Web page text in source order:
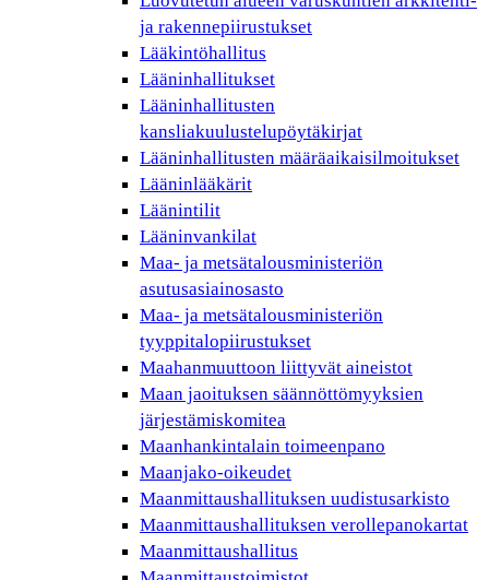
ja rakennepiirustukset
Lääkintöhallitus
Lääninhallitukset
Lääninhallitusten
kansliakuulustelupöytäkirjat
Lääninhallitusten määräaikaisilmoitukset
Lääninlääkärit
Läänintilit
Lääninvankilat
Maa- ja metsätalousministeriön
asutusasiainosasto
Maa- ja metsätalousministeriön
tyyppitalopiirustukset
Maahanmuuttoon liittyvät aineistot
Maan jaoituksen säännöttömyyksien
järjestämiskomitea
Maanhankintalain toimeenpano
Maanjako-oikeudet
Maanmittaushallituksen uudistusarkisto
Maanmittaushallituksen verollepanokartat
Maanmittaushallitus